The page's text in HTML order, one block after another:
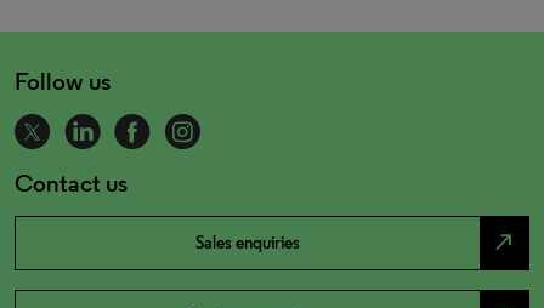
Follow us
Contact us
Sales enquiries north_east